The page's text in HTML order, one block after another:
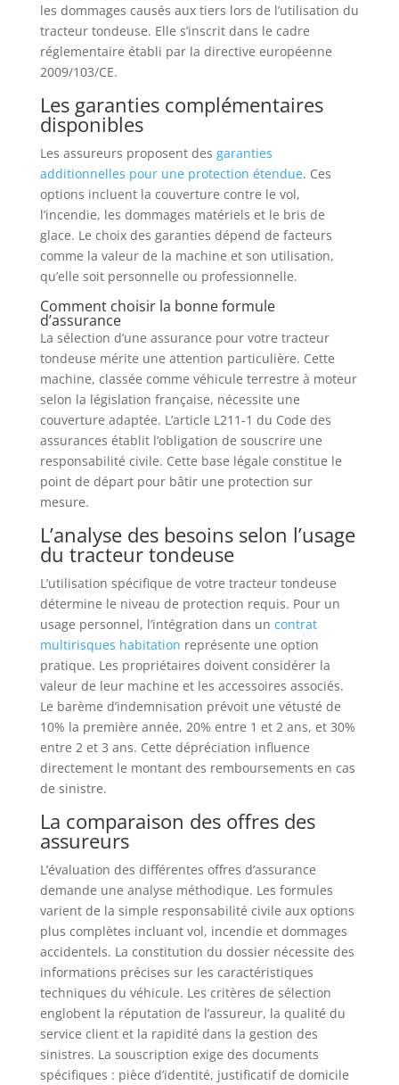
les dommages causés aux tiers lors de l’utilisation du
tracteur tondeuse. Elle s’inscrit dans le cadre
réglementaire établi par la directive européenne
2009/103/CE.
Les garanties complémentaires
disponibles
Les assureurs proposent des garanties
additionnelles pour une protection étendue. Ces
options incluent la couverture contre le vol,
l’incendie, les dommages matériels et le bris de
glace. Le choix des garanties dépend de facteurs
comme la valeur de la machine et son utilisation,
qu’elle soit personnelle ou professionnelle.
Comment choisir la bonne formule
d’assurance
La sélection d’une assurance pour votre tracteur
tondeuse mérite une attention particulière. Cette
machine, classée comme véhicule terrestre à moteur
selon la législation française, nécessite une
couverture adaptée. L’article L211-1 du Code des
assurances établit l’obligation de souscrire une
responsabilité civile. Cette base légale constitue le
point de départ pour bâtir une protection sur
mesure.
L’analyse des besoins selon l’usage
du tracteur tondeuse
L’utilisation spécifique de votre tracteur tondeuse
détermine le niveau de protection requis. Pour un
usage personnel, l’intégration dans un contrat
multirisques habitation représente une option
pratique. Les propriétaires doivent considérer la
valeur de leur machine et les accessoires associés.
Le barème d’indemnisation prévoit une vétusté de
10% la première année, 20% entre 1 et 2 ans, et 30%
entre 2 et 3 ans. Cette dépréciation influence
directement le montant des remboursements en cas
de sinistre.
La comparaison des offres des
assureurs
L’évaluation des différentes offres d’assurance
demande une analyse méthodique. Les formules
varient de la simple responsabilité civile aux options
plus complètes incluant vol, incendie et dommages
accidentels. La constitution du dossier nécessite des
informations précises sur les caractéristiques
techniques du véhicule. Les critères de sélection
englobent la réputation de l’assureur, la qualité du
service client et la rapidité dans la gestion des
sinistres. La souscription exige des documents
spécifiques : pièce d’identité, justificatif de domicile